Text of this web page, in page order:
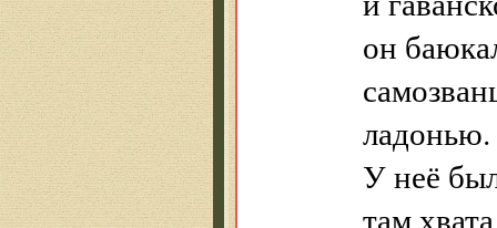
он
ладонью.
У неё
там